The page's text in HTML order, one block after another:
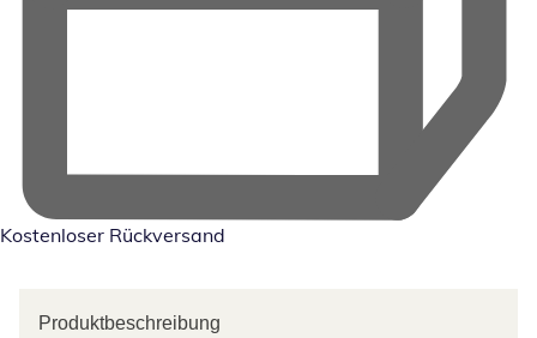
Kostenloser Rückversand
Produktbeschreibung